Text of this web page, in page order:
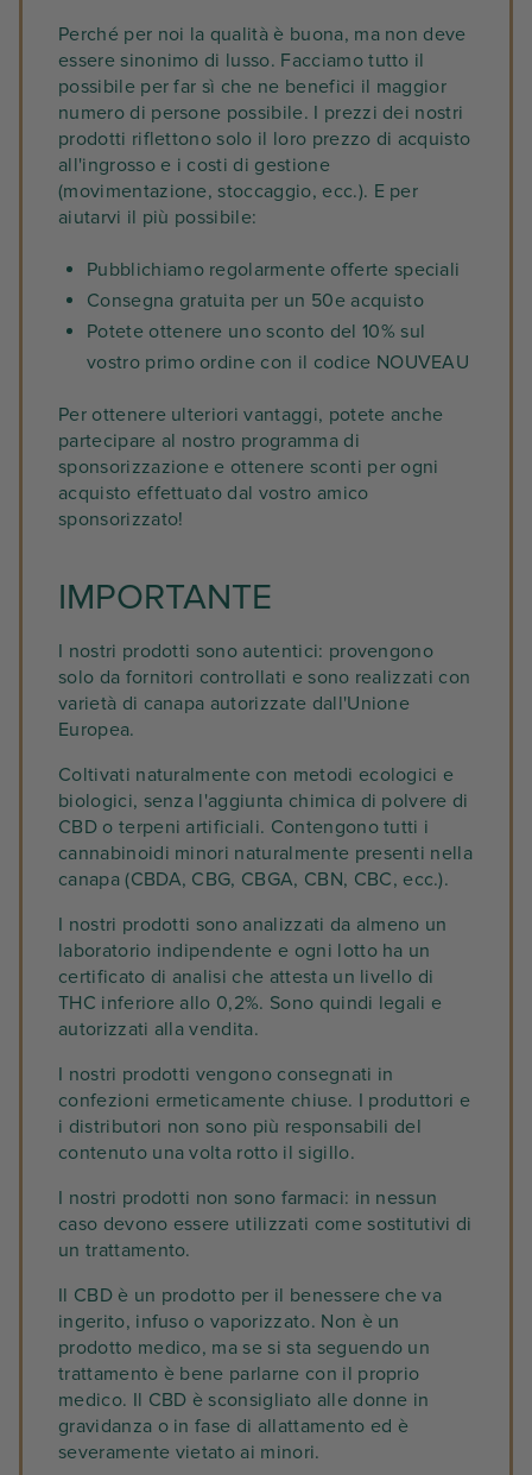
Perché per noi la qualità è buona, ma non deve
essere sinonimo di lusso. Facciamo tutto il
possibile per far sì che ne benefici il maggior
numero di persone possibile. I prezzi dei nostri
prodotti riflettono solo il loro prezzo di acquisto
all'ingrosso e i costi di gestione
(movimentazione, stoccaggio, ecc.). E per
aiutarvi il più possibile:
Pubblichiamo regolarmente offerte speciali
Consegna gratuita per un 50e acquisto
Potete ottenere uno sconto del 10% sul
vostro primo ordine con il codice NOUVEAU
Per ottenere ulteriori vantaggi, potete anche
partecipare al nostro programma di
sponsorizzazione e ottenere sconti per ogni
acquisto effettuato dal vostro amico
sponsorizzato!
IMPORTANTE
I nostri prodotti sono autentici: provengono
solo da fornitori controllati e sono realizzati con
varietà di canapa autorizzate dall'Unione
Europea.
Coltivati naturalmente con metodi ecologici e
biologici, senza l'aggiunta chimica di polvere di
CBD o terpeni artificiali. Contengono tutti i
cannabinoidi minori naturalmente presenti nella
canapa (CBDA, CBG, CBGA, CBN, CBC, ecc.).
I nostri prodotti sono analizzati da almeno un
laboratorio indipendente e ogni lotto ha un
certificato di analisi che attesta un livello di
THC inferiore allo 0,2%. Sono quindi legali e
autorizzati alla vendita.
I nostri prodotti vengono consegnati in
confezioni ermeticamente chiuse. I produttori e
i distributori non sono più responsabili del
contenuto una volta rotto il sigillo.
I nostri prodotti non sono farmaci: in nessun
caso devono essere utilizzati come sostitutivi di
un trattamento.
Il CBD è un prodotto per il benessere che va
ingerito, infuso o vaporizzato. Non è un
prodotto medico, ma se si sta seguendo un
trattamento è bene parlarne con il proprio
medico. Il CBD è sconsigliato alle donne in
gravidanza o in fase di allattamento ed è
severamente vietato ai minori.